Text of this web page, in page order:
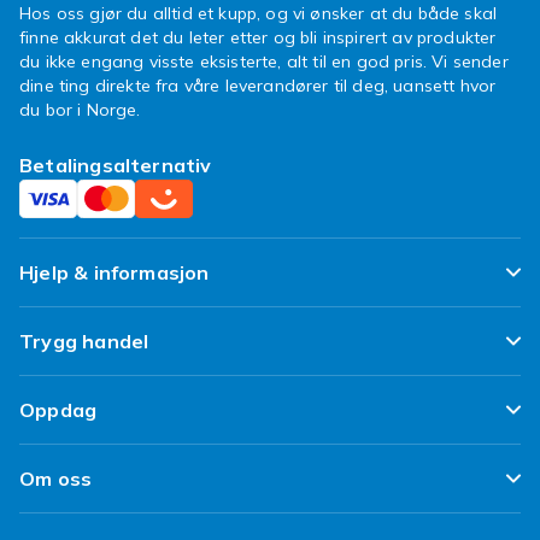
Styrepinner til skall – finn delen din på ett
sted.
Se ogsågaming-tilbehør,tommelgrepog
kabler til gaming
Hos oss gjør du alltid et kupp, og vi ønsker at du både skal
finne akkurat det du leter etter og bli inspirert av produkter
du ikke engang visste eksisterte, alt til en god pris. Vi sender
dine ting direkte fra våre leverandører til deg, uansett hvor
du bor i Norge.
Betalingsalternativ
Hjelp & informasjon
Ofte stilte spørsmål
Spor pakken min
Angre & returner her
Leverering
Trygg handel
Fornøyd kunde-løfte
Kundeanmeldelser
Oppdag
Design dine egne klær
Design ditt eget mobildeksel
Om oss